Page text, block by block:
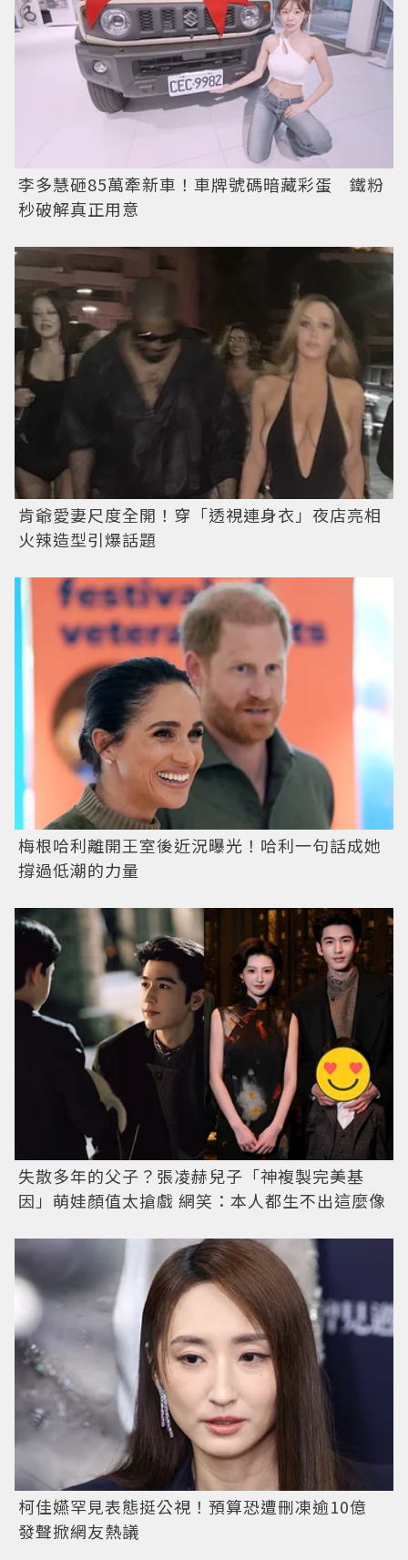
李多慧砸85萬牽新車！車牌號碼暗藏彩蛋 鐵粉
秒破解真正用意
肯爺愛妻尺度全開！穿「透視連身衣」夜店亮相
火辣造型引爆話題
梅根哈利離開王室後近況曝光！哈利一句話成她
撐過低潮的力量
失散多年的父子？張凌赫兒子「神複製完美基
因」萌娃顏值太搶戲 網笑：本人都生不出這麼像
柯佳嬿罕見表態挺公視！預算恐遭刪凍逾10億
發聲掀網友熱議